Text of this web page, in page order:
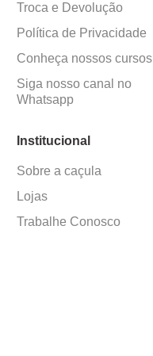
Troca e Devolução
Política de Privacidade
Conheça nossos cursos
Siga nosso canal no
Whatsapp
Institucional
Sobre a caçula
Lojas
Trabalhe Conosco